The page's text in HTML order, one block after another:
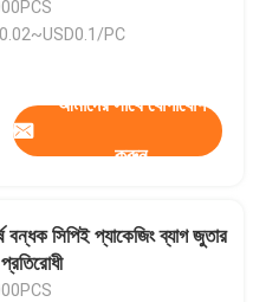
PC
আমাদের সাথে যোগাযোগ
করুন
বন্ধক সিপিই প্যাকেজিং ব্যাগ জুতার